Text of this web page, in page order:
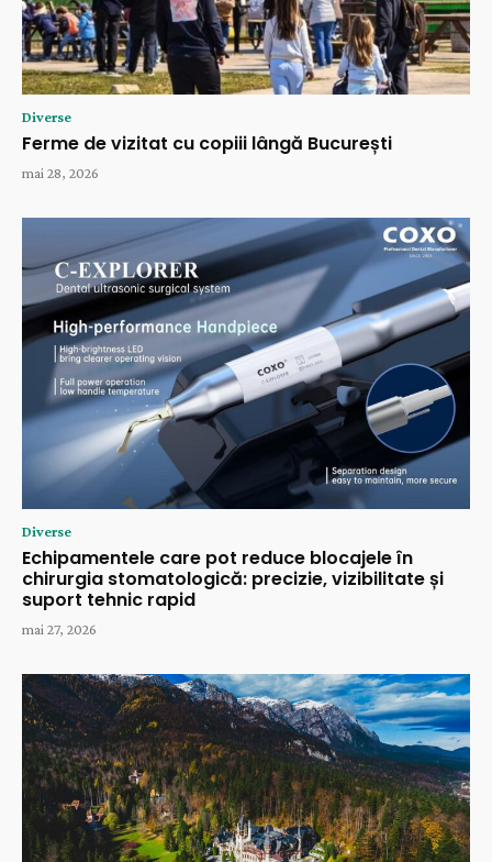
Diverse
Ferme de vizitat cu copiii lângă București
mai 28, 2026
Diverse
Echipamentele care pot reduce blocajele în
chirurgia stomatologică: precizie, vizibilitate și
suport tehnic rapid
mai 27, 2026